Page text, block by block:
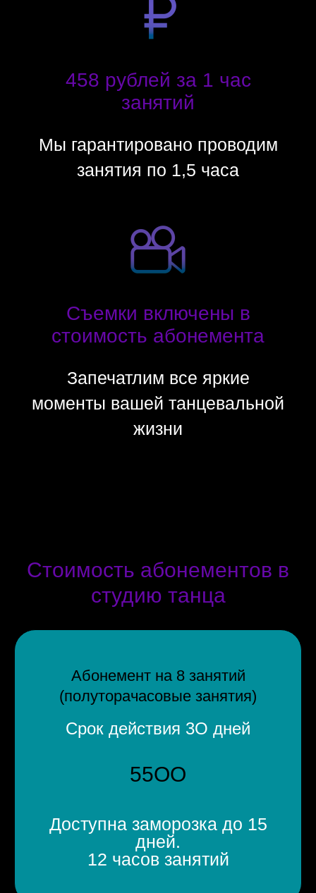
458 рублей за 1 час
занятий
Мы гарантировано проводим
занятия по 1,5 часа
Съемки включены в
стоимость абонемента
Запечатлим все яркие
моменты вашей танцевальной
жизни
Стоимость абонементов в
студию танца
Абонемент на 8 занятий
(полуторачасовые занятия)
Срок действия 3О дней
55ОО
Доступна заморозка до 15
дней.
12 часов занятий